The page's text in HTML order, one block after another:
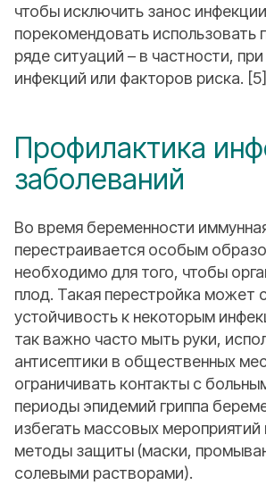
чтобы исключить занос
порекомендовать использовать
ряде ситуаций – в частности,
инфекций или факторов риска.
Профилактика
заболеваний
Во время беременности
перестраивается особым
необходимо для того, чтобы
плод. Такая перестройка может
устойчивость к некоторым
так важно часто мыть руки,
антисептики в общественных
ограничивать контакты с
периоды эпидемий гриппа
избегать массовых мероприятий
методы защиты (маски,
солевыми растворами).